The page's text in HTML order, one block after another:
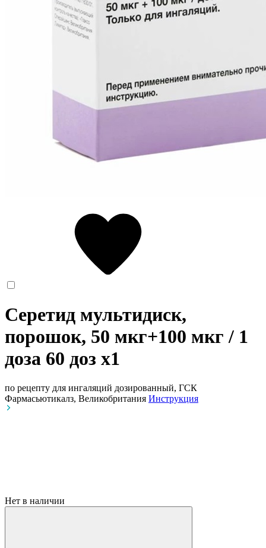
Серетид мультидиск,
порошок, 50 мкг+100 мкг / 1
доза 60 доз x1
по рецепту для ингаляций дозированный, ГСК
Фармасьютикалз, Великобритания Инструкция
Нет в наличии